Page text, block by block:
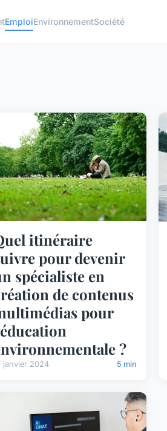
EmploiEnvironnementSociété
itinéraire
pour devenir
spécialiste en
de contenus
pour
?
janvier 2024 5 min